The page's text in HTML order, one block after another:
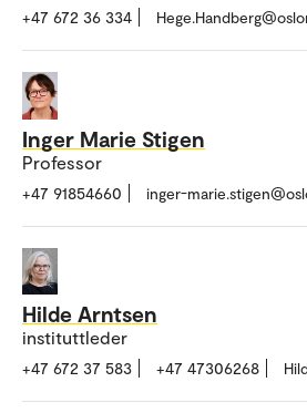
+47 672 36 334
Inger Marie Stigen
Professor
+47 91854660 inger-
Hilde Arntsen
instituttleder
+47 672 37 583 +47 47306268